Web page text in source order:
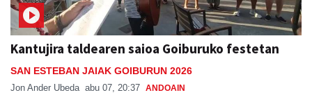
Kantujira taldearen saioa Goiburuko festetan
SAN ESTEBAN JAIAK GOIBURUN 2026
Jon Ander Ubeda abu 07, 20:37 ANDOAIN